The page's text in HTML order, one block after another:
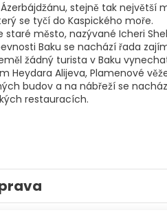
stejně tak největší
se tyčí do Kaspického moře.
staré město, nazývané Icheri
Baku se nachází řada
žádný turista v Baku
Heydara Alijeva, Plamenové
budov a na nábřeží se
restauracích.